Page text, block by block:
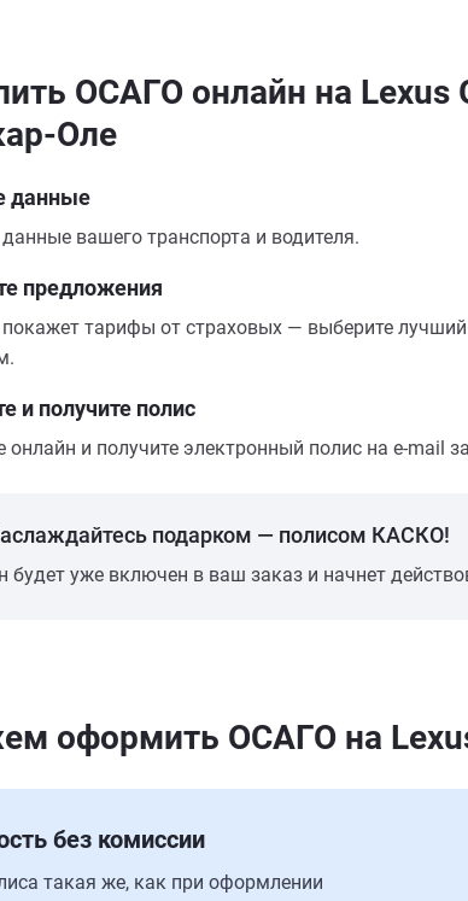
ОСАГО онлайн на Lexus
Оле
данные
вашего транспорта и водителя.
предложения
тарифы от страховых — выберите лучший
и получите полис
онлайн и получите электронный полис на e-mail
подарком — полисом КАСКО!
будет уже включен в ваш заказ и начнет
оформить ОСАГО на
без комиссии
такая же, как при оформлении